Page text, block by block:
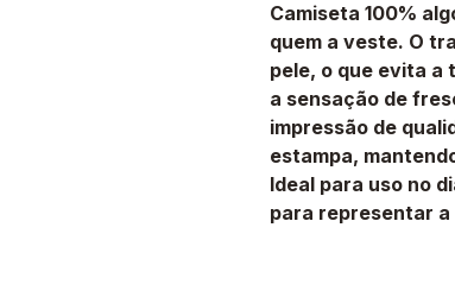
Camiseta 100%
quem a veste. O
pele, o que evita a
a sensação de
impressão de
estampa,
Ideal para uso no
para representar